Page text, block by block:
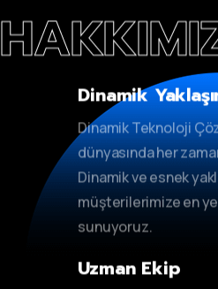
Dinamik
Dinamik Teknoloji
dünyasında her
Dinamik ve esnek
müşterilerimize en
sunuyoruz.
Uzman Ekip